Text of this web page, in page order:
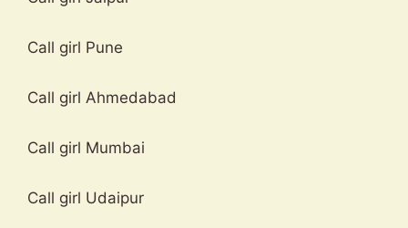
Call girl Pune
Call girl Ahmedabad
Call girl Mumbai
Call girl Udaipur